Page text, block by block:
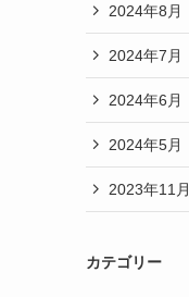
2024年8月
2024年7月
2024年6月
2024年5月
2023年11月
カテゴリー